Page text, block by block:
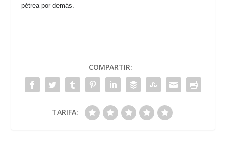
pétrea por demás.
COMPARTIR:
TARIFA: